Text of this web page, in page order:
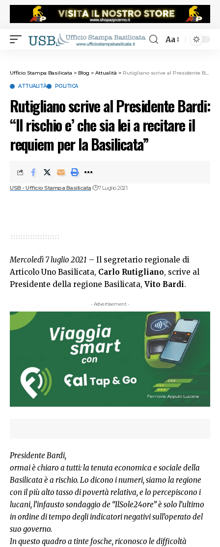
Aa
Ufficio Stampa Basilicata > Blog > Attualità > Rutigliano scrive al Presidente Bardi: “Il rischio e’ che sia lei a recitare il requiem per la Basilicata”
ATTUALITÀ POLITICA
Rutigliano scrive al Presidente Bardi:
“Il rischio e’ che sia lei a recitare il
requiem per la Basilicata”
USB - Ufficio Stampa Basilicata 7 Luglio 2021
Mercoledì 7 luglio 2021 – Il segretario regionale di
Articolo Uno Basilicata, Carlo Rutigliano, scrive al
Presidente della regione Basilicata, Vito Bardi.
- Advertisement -
Presidente Bardi,
ormai è chiaro a tutti: la tenuta economica e sociale della
Basilicata è a rischio. Lo dicono i numeri, siamo la regione
con il più alto tasso di povertà relativa, e lo percepiscono i
lucani, l’infausto sondaggio de “IlSole24ore” è solo l’ultimo
in ordine di tempo degli indicatori negativi sull’operato del
suo governo.
In questo quadro a tinte fosche, riconosco le difficoltà